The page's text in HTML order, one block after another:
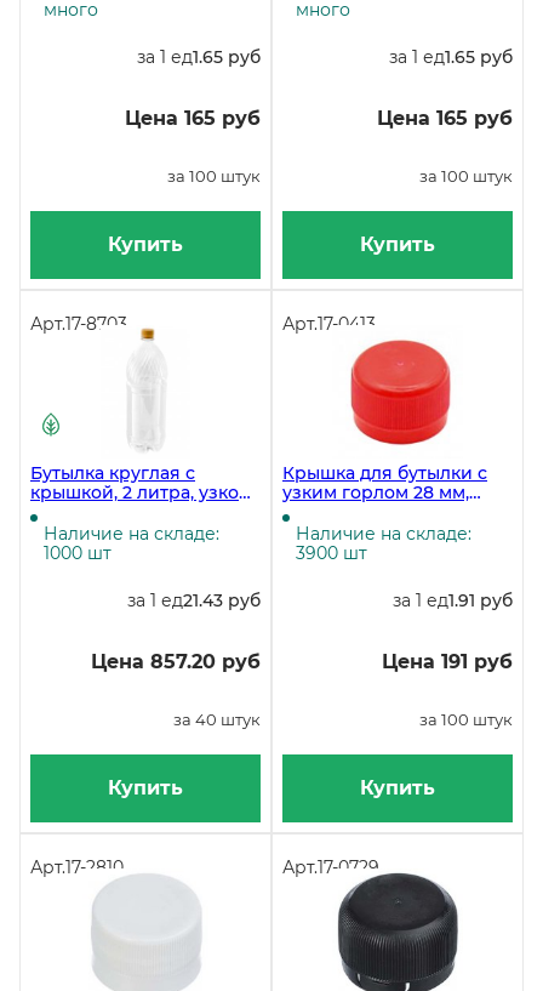
4052, 17-4247, 17-4125)
много
за 1 ед1.65 руб
Цена 165 руб
за 100 штук
Купить
4052, 17-4247, 17-4125)
много
за 1 ед1.65 руб
Цена 165 руб
за 100 штук
Купить
Арт.17-8703
Бутылка круглая с
крышкой, 2 литра, узкое
горло 28 мм,
прозрачная, 40 штук
Наличие на складе:
1000 шт
за 1 ед21.43 руб
Цена 857.20 руб
за 40 штук
Купить
Арт.17-0413
Крышка для бутылки с
узким горлом 28 мм,
красная, 4500 штук
Наличие на складе:
3900 шт
за 1 ед1.91 руб
Цена 191 руб
за 100 штук
Купить
Арт.17-2810 Арт.17-0729